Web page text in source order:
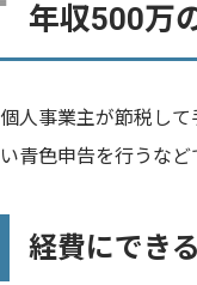
年収500万
個人事業主が節税し
い青色申告を行うな
経費にでき